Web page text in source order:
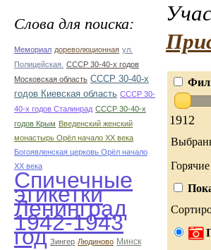
Слова для поиска:
Мемориал дореволюционная ул.
Полицейская. СССР 30-40-х годов
Московская область СССР 30-40-х
годов Киевская область СССР 30-
40-х годов Сталинрад СССР 30-40-х
годов Крым Введенский женский
монастырь Орёл начало ХХ века
Богоявленская церковь Орёл начало
ХХ века
Спичечные
этикетки
Ленинград
1942-1943
год Зингер Людиново Минск
1912